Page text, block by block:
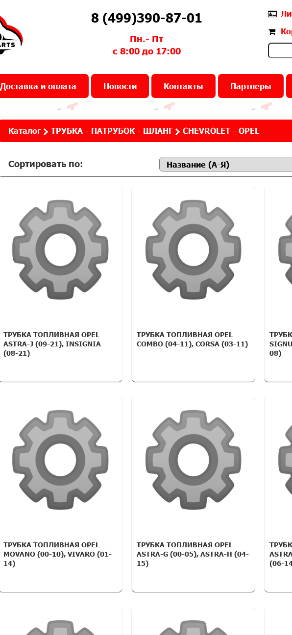
8 (499)390-87-01
Пн.- Пт
с 8:00 до 17:00
Доставка и оплата Новости Контакты Партнеры
Каталог ТРУБКА - ПАТРУБОК - ШЛАНГ CHEVROLET - OPEL
Сортировать по:
ТРУБКА ТОПЛИВНАЯ OPEL
ASTRA-J (09-21), INSIGNIA
(08-21)
ТРУБКА ТОПЛИВНАЯ OPEL
COMBO (04-11), CORSA (03-11)
08)
ТРУБКА ТОПЛИВНАЯ OPEL
MOVANO (00-10), VIVARO (01-
14)
ТРУБКА ТОПЛИВНАЯ OPEL
ASTRA-G (00-05), ASTRA-H (04-
15)
(06-